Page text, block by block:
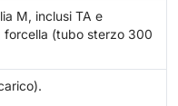
M, inclusi TA e
(tubo sterzo 300